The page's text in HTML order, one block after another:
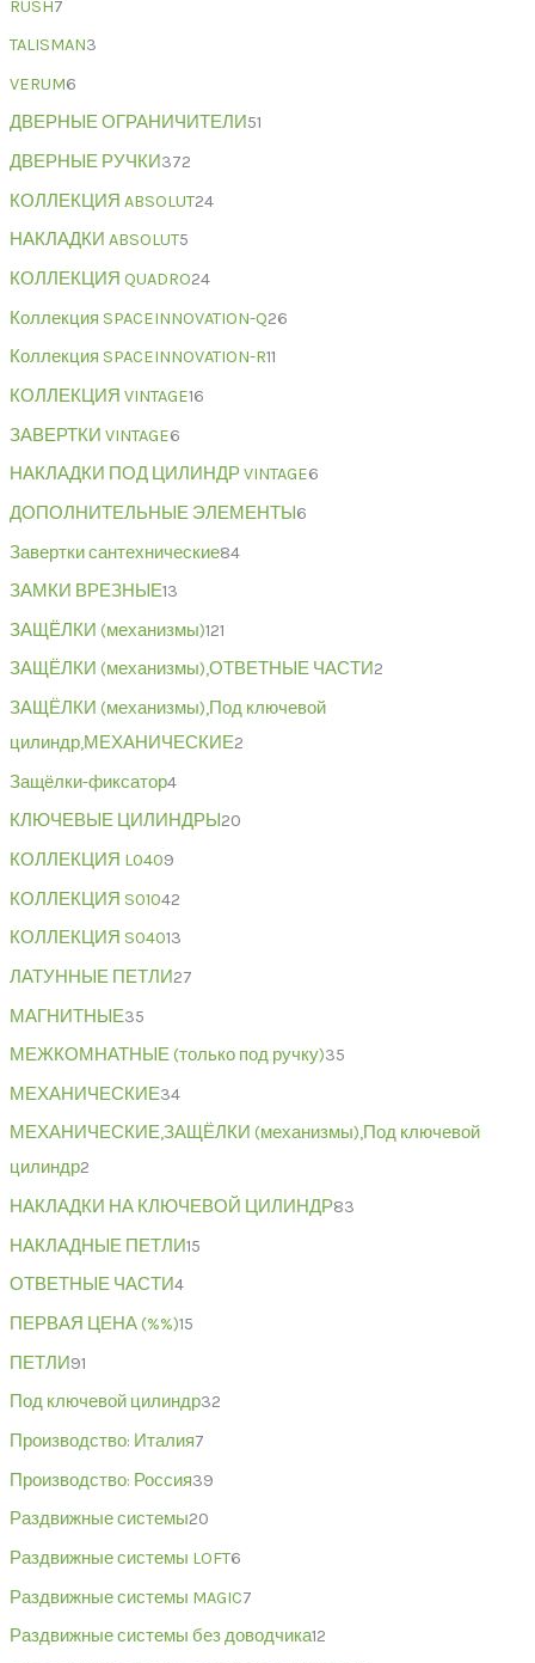
RUSH7
TALISMAN3
VERUM6
ДВЕРНЫЕ ОГРАНИЧИТЕЛИ51
ДВЕРНЫЕ РУЧКИ372
КОЛЛЕКЦИЯ ABSOLUT24
НАКЛАДКИ ABSOLUT5
КОЛЛЕКЦИЯ QUADRO24
Коллекция SPACEINNOVATION-Q26
Коллекция SPACEINNOVATION-R11
КОЛЛЕКЦИЯ VINTAGE16
ЗАВЕРТКИ VINTAGE6
НАКЛАДКИ ПОД ЦИЛИНДР VINTAGE6
ДОПОЛНИТЕЛЬНЫЕ ЭЛЕМЕНТЫ 6
Завертки сантехнические84
ЗАМКИ ВРЕЗНЫЕ13
ЗАЩЁЛКИ (механизмы)121
ЗАЩЁЛКИ (механизмы),ОТВЕТНЫЕ ЧАСТИ2
ЗАЩЁЛКИ (механизмы),Под ключевой
цилиндр,МЕХАНИЧЕСКИЕ2
Защёлки-фиксатор4
КЛЮЧЕВЫЕ ЦИЛИНДРЫ 20
КОЛЛЕКЦИЯ L0409
КОЛЛЕКЦИЯ S01042
КОЛЛЕКЦИЯ S04013
ЛАТУННЫЕ ПЕТЛИ27
МАГНИТНЫЕ35
МЕЖКОМНАТНЫЕ (только под ручку)35
МЕХАНИЧЕСКИЕ34
МЕХАНИЧЕСКИЕ,ЗАЩЁЛКИ (механизмы),Под ключевой
цилиндр2
НАКЛАДКИ НА КЛЮЧЕВОЙ ЦИЛИНДР83
НАКЛАДНЫЕ ПЕТЛИ15
ОТВЕТНЫЕ ЧАСТИ4
ПЕРВАЯ ЦЕНА (%%)15
ПЕТЛИ91
Под ключевой цилиндр32
Производство: Италия7
Производство: Россия39
Раздвижные системы20
Раздвижные системы LOFT6
Раздвижные системы MAGIC7
Раздвижные системы без доводчика12